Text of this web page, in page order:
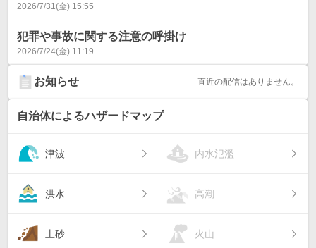
2026/7/31(金) 15:55
犯罪や事故に関する注意の呼掛け
2026/7/24(金) 11:19
お知らせ 直近の配信はありません。
自治体によるハザードマップ
津波 内水氾濫
洪水 高潮
土砂 火山